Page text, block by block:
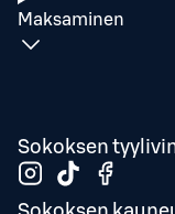
Maksaminen
Sokoksen